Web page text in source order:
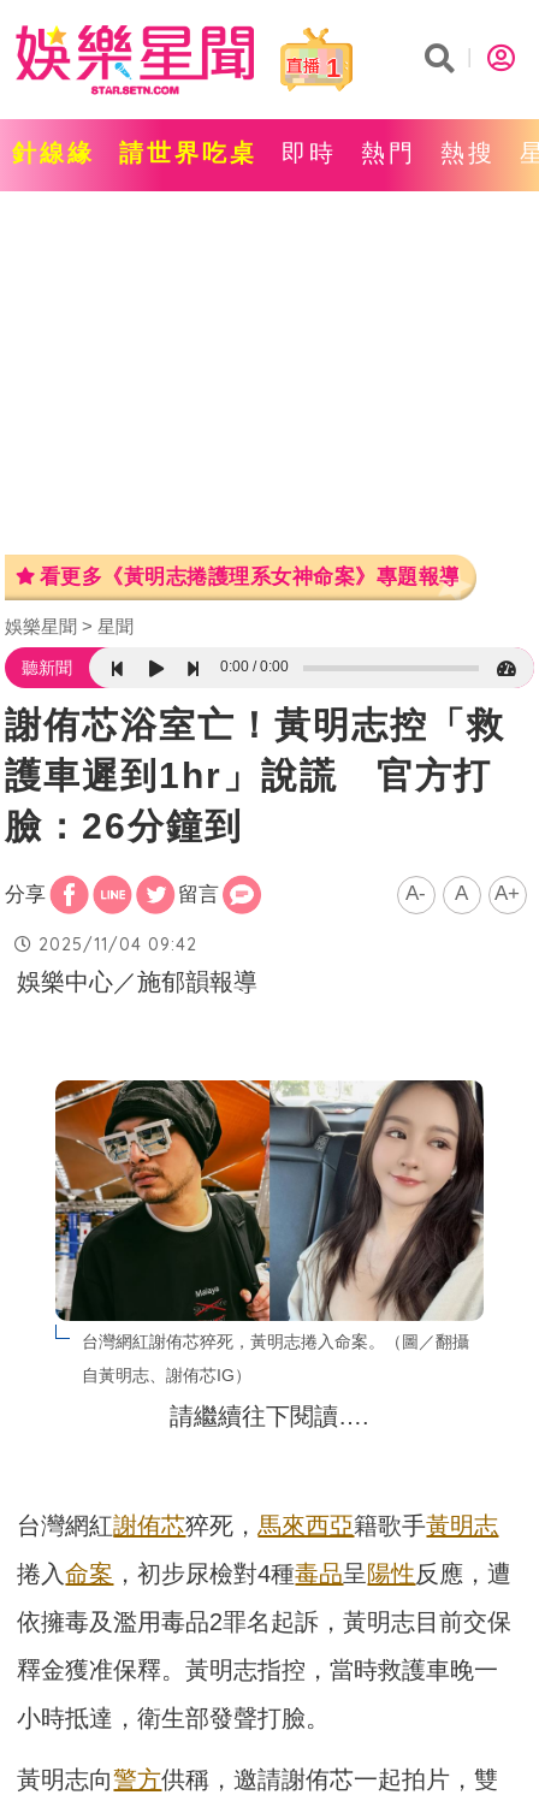
1
針線緣 請世界吃桌 即時 熱門 熱搜
看更多《黃明志捲護理系女神命案》專題報導
娛樂星聞 星聞
聽新聞 0:00 0:00
謝侑芯浴室亡！黃明志控「救
護車遲到1hr」說謊 官方打
臉：26分鐘到
分享 留言 A- A A+
2025/11/04 09:42
娛樂中心／施郁韻報導
台灣網紅謝侑芯猝死，黃明志捲入命案。（圖／翻攝
自黃明志、謝侑芯IG）
請繼續往下閱讀….
台灣網紅謝侑芯猝死，馬來西亞籍歌手黃明志
捲入命案 ，初步尿檢對4種毒品呈陽性反應，遭
依擁毒及濫用毒品2罪名起訴，黃明志目前交保
釋金獲准保釋。黃明志指控，當時救護車晚一
小時抵達，衛生部發聲打臉。
黃明志向警方供稱，邀請謝侑芯一起拍片，雙